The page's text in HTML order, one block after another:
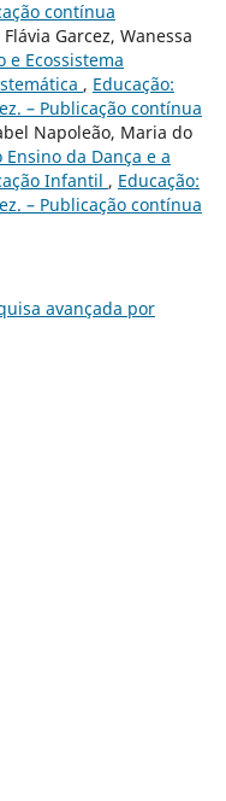
contínua
Garcez, Wanessa
e Ecossistema
, Educação:
– Publicação contínua
Napoleão, Maria do
da Dança e a
Infantil , Educação:
– Publicação contínua
avançada por